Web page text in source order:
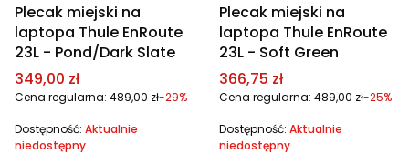
Plecak miejski na
laptopa Thule EnRoute
23L - Pond/Dark Slate
Cena promocyjna
349,00 zł
Cena regularna: 489,00 zł-29%
Dostępność: Aktualnie
niedostępny
Plecak miejski na
laptopa Thule EnRoute
23L - Soft Green
Cena promocyjna
366,75 zł
Cena regularna: 489,00 zł-25%
Dostępność: Aktualnie
niedostępny